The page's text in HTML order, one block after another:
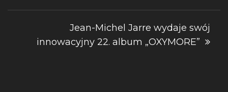
Jean-Michel Jarre wydaje swój
innowacyjny 22. album „OXYMORE”